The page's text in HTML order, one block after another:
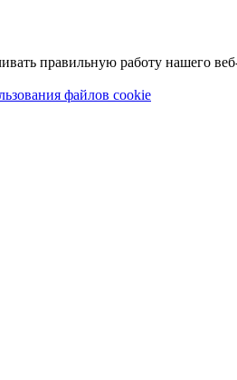
правильную работу нашего
файлов cookie